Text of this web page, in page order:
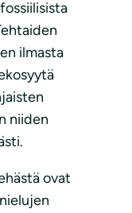
ilmasta
niiden
ovat